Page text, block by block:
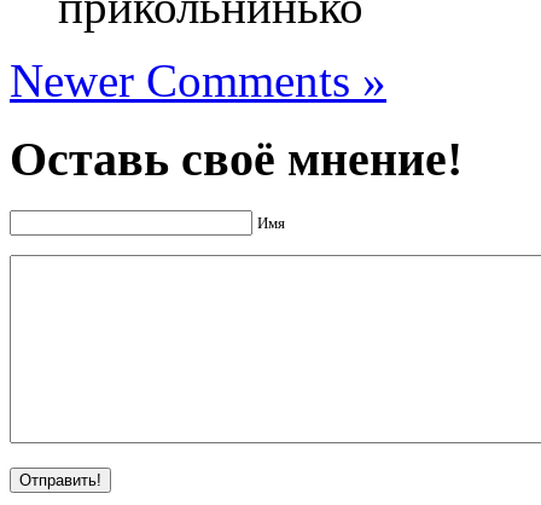
Newer Comments »
Оставь своё мнение!
Имя